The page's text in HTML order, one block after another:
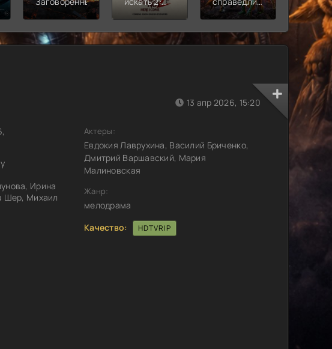
Вот и я
Кризис на
землях.
Часть 2
смена
Ирина
Шер, Михаил
13 апр 2026, 15:20
Актеры:
Евдокия Лаврухина, Василий Бриченко,
Дмитрий Варшавский, Мария
Малиновская
Жанр:
мелодрама
Качество:
HDTVRIP